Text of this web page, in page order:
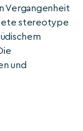
Vergangenheit
stereotype
und